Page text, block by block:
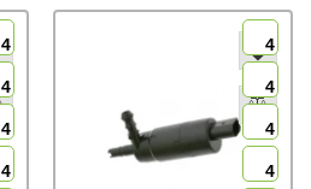
4
4
4
4
4
4
4
4